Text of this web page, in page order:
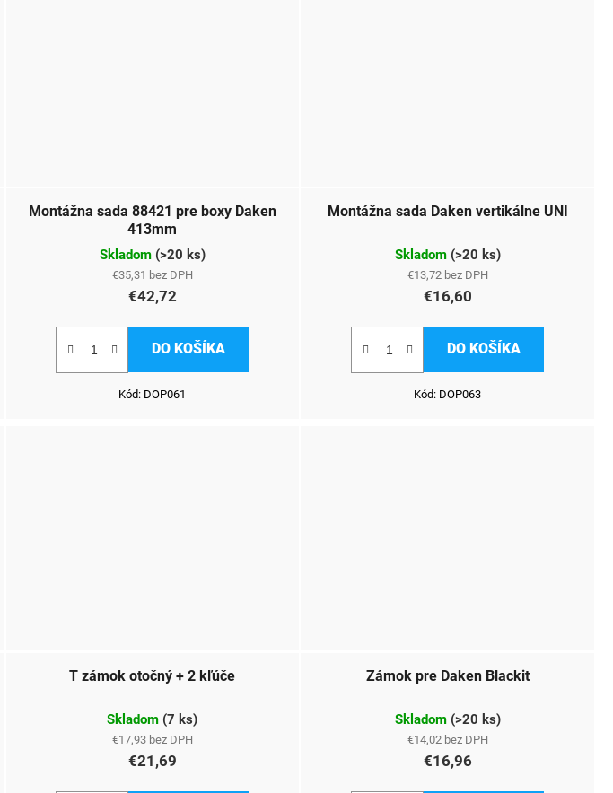
Montážna sada 88421 pre boxy Daken
413mm
Skladom (>20 ks)
€35,31 bez DPH
€42,72
DO KOŠÍKA
Kód: DOP061
Montážna sada Daken vertikálne UNI
Skladom (>20 ks)
€13,72 bez DPH
€16,60
DO KOŠÍKA
Kód: DOP063
T zámok otočný + 2 kľúče
Skladom (7 ks)
€17,93 bez DPH
€21,69
Zámok pre Daken Blackit
Skladom (>20 ks)
€14,02 bez DPH
€16,96